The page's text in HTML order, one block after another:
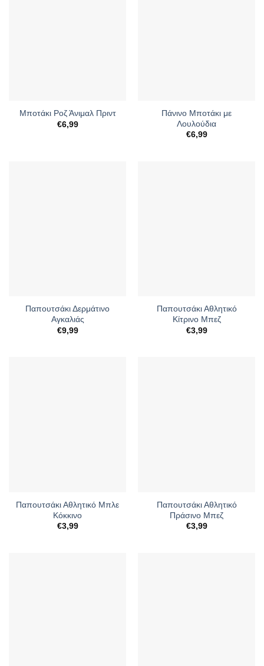
Μποτάκι Ροζ Άνιμαλ Πριντ
€6,99
Πάνινο Μποτάκι με
Λουλούδια
€6,99
Παπουτσάκι Δερμάτινο
Αγκαλιάς
€9,99
Παπουτσάκι Αθλητικό
Κίτρινο Μπεζ
€3,99
Παπουτσάκι Αθλητικό Μπλε
Κόκκινο
€3,99
Παπουτσάκι Αθλητικό
Πράσινο Μπεζ
€3,99